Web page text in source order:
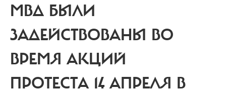
МВД БЫЛИ
ЗАДЕЙСТВОВАНЫ ВО
ВРЕМЯ АКЦИЙ
ПРОТЕСТА 14 АПРЕЛЯ В